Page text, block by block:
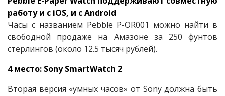
работу и с iOS, и с Android
Часы с названием Pebble P-OR001 можно найти в
свободной продаже на Амазоне за 250 фунтов
стерлингов (около 12.5 тысяч рублей).
4 место: Sony SmartWatch 2
Вторая версия «умных часов» от Sony должна быть